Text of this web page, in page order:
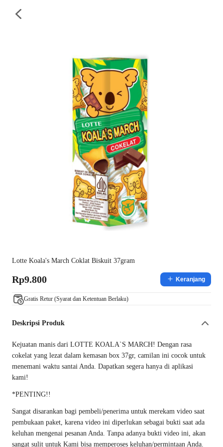
Lotte Koala's March Coklat Biskuit 37gram
Rp9.800 Keranjang
Gratis Retur (Syarat dan Ketentuan Berlaku)
Deskripsi Produk
Kejuatan manis dari LOTTE KOALA`S MARCH! Dengan rasa
cokelat yang lezat dalam kemasan box 37gr, camilan ini cocok untuk
menemani waktu santai Anda. Dapatkan segera hanya di aplikasi
kami!
*PENTING!!
Sangat disarankan bagi pembeli/penerima untuk merekam video saat
pembukaan paket, karena video ini diperlukan sebagai bukti saat ada
keluhan mengenai pesanan Anda. Tanpa adanya bukti video ini, akan
sangat sulit untuk Kami bisa memperoses keluhan/permintaan Anda.